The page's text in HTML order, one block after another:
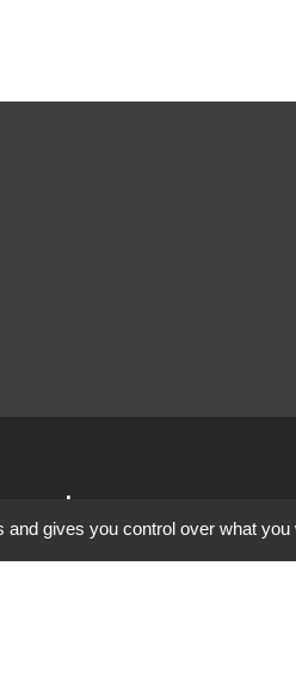
Crédin - Evires
and gives you control over what you